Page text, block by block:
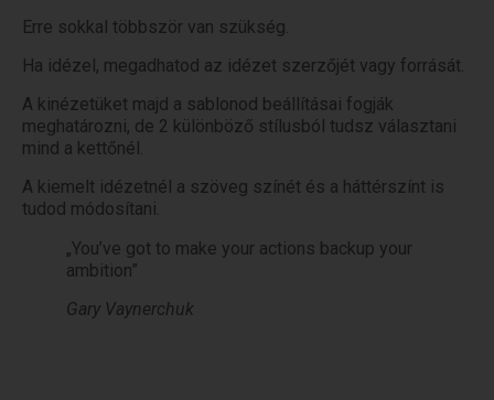
Erre sokkal többször van szükség.
Ha idézel, megadhatod az idézet szerzőjét vagy forrását.
A kinézetüket majd a sablonod beállításai fogják
meghatározni, de 2 különböző stílusból tudsz választani
mind a kettőnél.
A kiemelt idézetnél a szöveg színét és a háttérszínt is
tudod módosítani.
„You’ve got to make your actions backup your
ambition”
Gary Vaynerchuk